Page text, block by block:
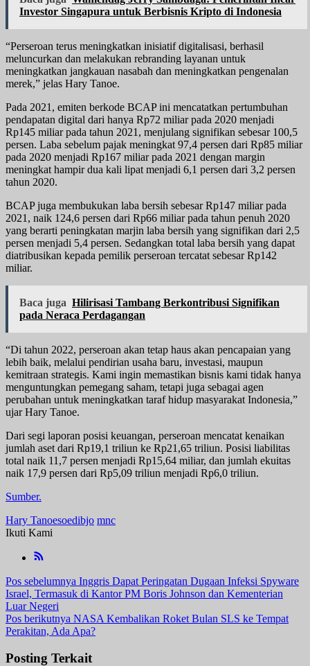
Investor Singapura untuk Berbisnis Kripto di Indonesia
“Perseroan terus meningkatkan inisiatif digitalisasi, berhasil
meluncurkan dan melakukan rebranding layanan untuk
meningkatkan jangkauan nasabah dan meningkatkan pengenalan
merek,” jelas Hary Tanoe.
Pada 2021, emiten berkode BCAP ini mencatatkan pertumbuhan
pendapatan digital dari hanya Rp72 miliar pada 2020 menjadi
Rp145 miliar pada tahun 2021, menjulang signifikan sebesar 100,5
persen. Laba sebelum pajak meningkat 97,4 persen dari Rp85 miliar
pada 2020 menjadi Rp167 miliar pada 2021 dengan margin
meningkat hampir dua kali lipat menjadi 6,1 persen dari 3,2 persen
tahun 2020.
BCAP juga membukukan laba bersih sebesar Rp147 miliar pada
2021, naik 124,6 persen dari Rp66 miliar pada tahun penuh 2020
yang berarti peningkatan marjin laba bersih yang signifikan dari 2,5
persen menjadi 5,4 persen. Sedangkan total laba bersih yang dapat
diatribusikan kepada pemilik perseroan tercatat sebesar Rp142
miliar.
Baca juga Hilirisasi Tambang Berkontribusi Signifikan
pada Neraca Perdagangan
“Di tahun 2022, perseroan akan tetap haus akan pencapaian yang
lebih baik, melalui pendirian usaha baru, investasi, maupun
kemitraan strategis. Kami ingin memastikan bisnis kami tidak hanya
menguntungkan pemegang saham, tetapi juga sebagai agen
perubahan untuk meningkatkan taraf hidup masyarakat Indonesia,”
ujar Hary Tanoe.
Dari segi laporan posisi keuangan, perseroan mencatat kenaikan
jumlah aset dari Rp19,1 triliun ke Rp21,65 triliun. Posisi liabilitas
total naik 11,7 persen menjadi Rp15,64 miliar, dan jumlah ekuitas
naik 17,9 persen dari Rp5,09 triliun menjadi Rp6,0 triliun.
Sumber.
Hary Tanoesoedibjo mnc
Ikuti Kami
Navigasi
pos
Pos sebelumnya Inggris Dapat Peringatan Dugaan Infeksi Spyware
Israel, Termasuk di Kantor PM Boris Johnson dan Kementerian
Luar Negeri
Pos berikutnya NASA Kembalikan Roket Bulan SLS ke Tempat
Perakitan, Ada Apa?
Posting Terkait